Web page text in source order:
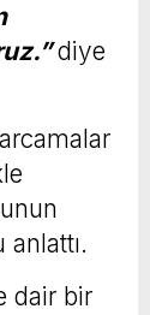
diye
anlattı.
dair bir